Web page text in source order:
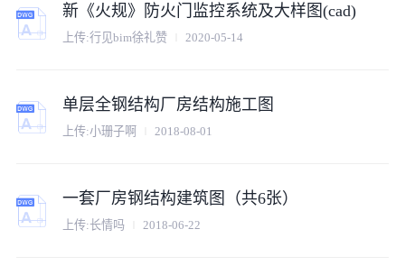
新《火规》防火门监控系统及大样图(cad)
上传:行见bim徐礼赞 2020-05-14
单层全钢结构厂房结构施工图
上传:小珊子啊 2018-08-01
一套厂房钢结构建筑图（共6张）
上传:长情吗 2018-06-22